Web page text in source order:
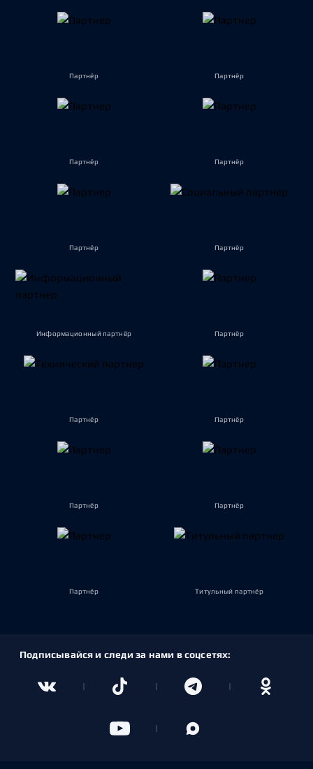
Партнёр Партнёр
Партнёр Партнёр
Партнёр Партнёр
Информационный партнёр Партнёр
Партнёр Партнёр
Партнёр Партнёр
Партнёр Титульный партнёр
Подписывайся и следи за нами в соцсетях: